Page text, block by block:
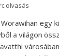
olvasás
egy
a világon